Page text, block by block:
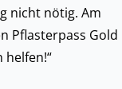
nicht nötig. Am
Pflasterpass Gold
helfen!“